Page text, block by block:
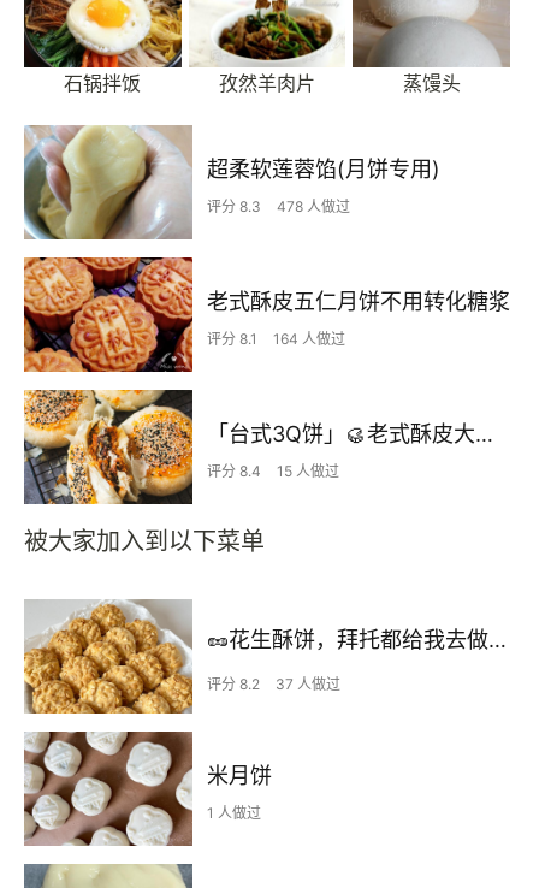
石锅拌饭 孜然羊肉片 蒸馒头
超柔软莲蓉馅(月饼专用)
评分 8.3 478 人做过
老式酥皮五仁月饼不用转化糖浆
评分 8.1 164 人做过
「台式3Q饼」🥮老式酥皮大月饼｜酥软又有层次，一口惊艳！
评分 8.4 15 人做过
被大家加入到以下菜单
🥜花生酥饼，拜托都给我去做，好吃绝了👍
评分 8.2 37 人做过
米月饼
1 人做过